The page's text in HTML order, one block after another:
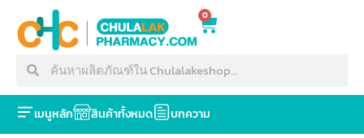
0
เมนูหลัก สินค้าทั้งหมด บทความ